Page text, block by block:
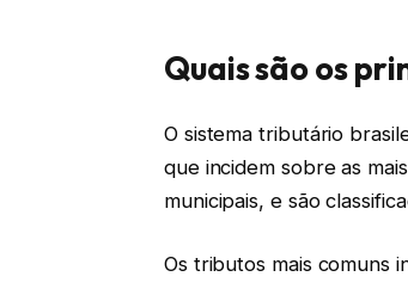
Quais são os
O sistema tributário
que incidem sobre as
municipais, e são
Os tributos mais comuns